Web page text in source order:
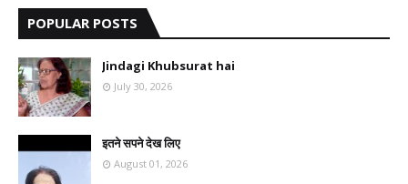
POPULAR POSTS
Jindagi Khubsurat hai
July 30, 2026
इतने सपने देख लिए
August 01, 2026